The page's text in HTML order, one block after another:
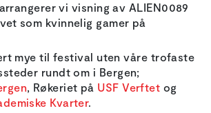
vi visning av ALIEN0089
som kvinnelig gamer på
mye til festival uten våre trofaste
rundt om i Bergen;
, Røkeriet på USF Verftet og
Kvarter.